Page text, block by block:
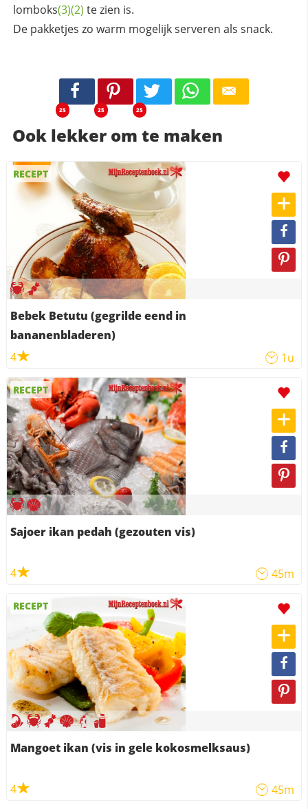
lomboks(3)(2) te zien is.
De pakketjes zo warm mogelijk serveren als snack.
25 25 25
Ook lekker om te maken
RECEPT
Bebek Betutu (gegrilde eend in
bananenbladeren)
4
1u
RECEPT
Sajoer ikan pedah (gezouten vis)
4 45m
RECEPT
Mangoet ikan (vis in gele kokosmelksaus)
4 45m